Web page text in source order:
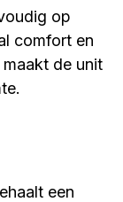
op
comfort en
de unit
een